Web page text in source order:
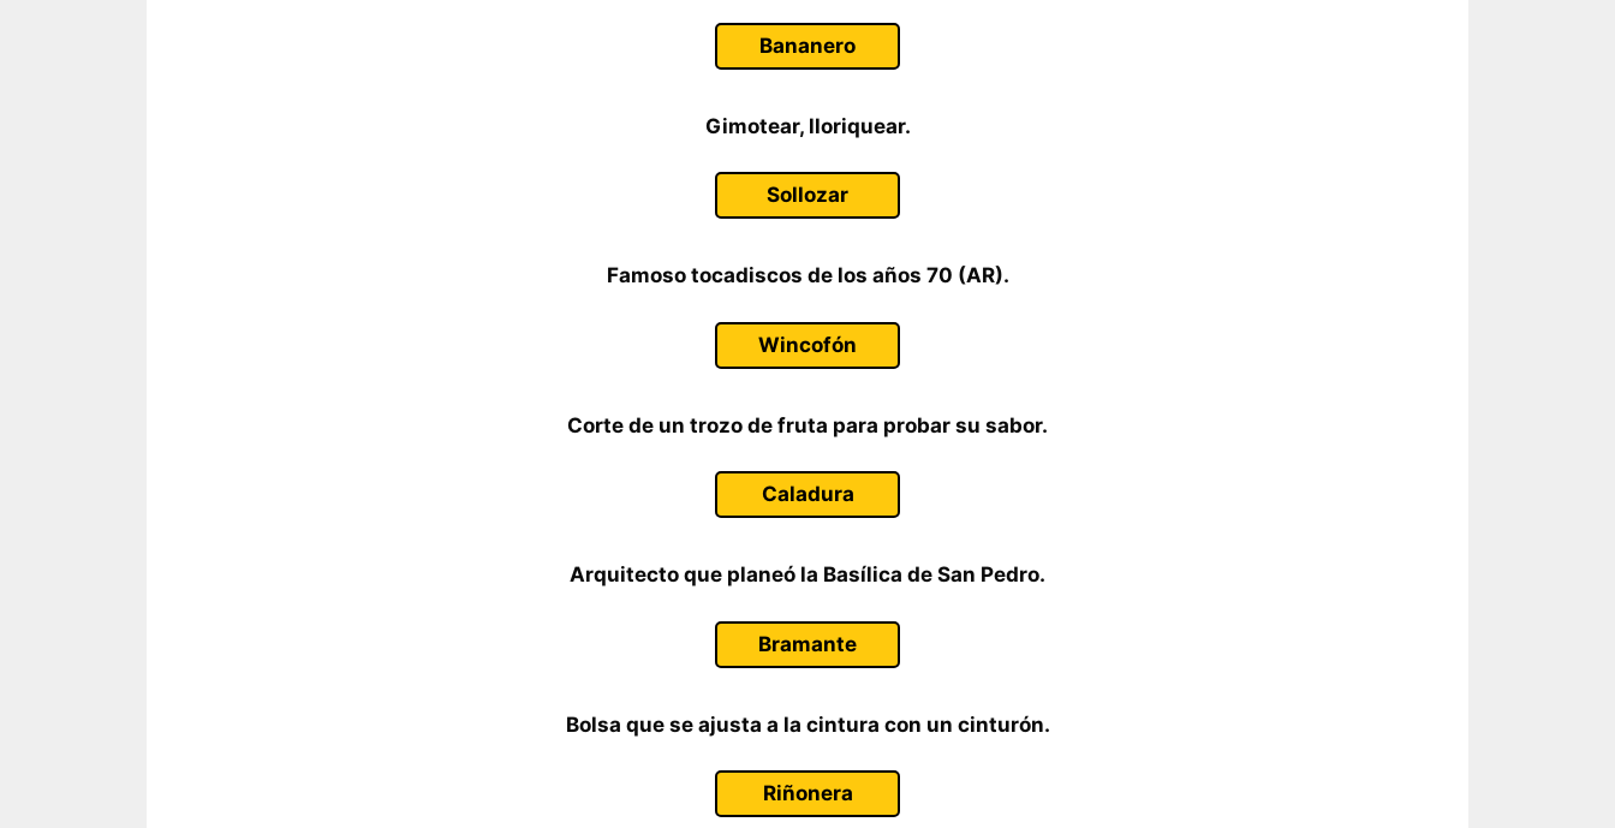
Bananero
Gimotear, lloriquear.
Sollozar
Famoso tocadiscos de los años 70 (AR).
Wincofón
Corte de un trozo de fruta para probar su sabor.
Caladura
Arquitecto que planeó la Basílica de San Pedro.
Bramante
Bolsa que se ajusta a la cintura con un cinturón.
Riñonera